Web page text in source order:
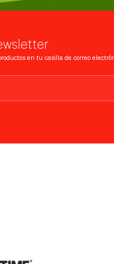
en tu casilla de correo